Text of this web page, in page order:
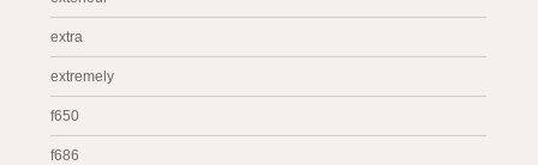
extra
extremely
f650
f686